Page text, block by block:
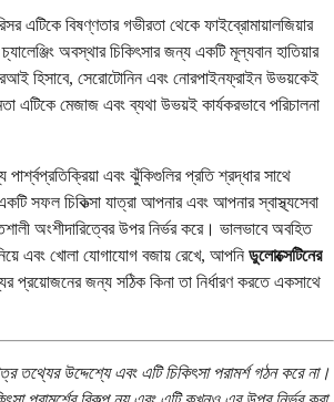
এটিকে বিষণ্ণতার গভীরতা থেকে ফাইব্রোমায়ালজিয়ার
অবস্থার চিকিৎসার জন্য একটি মূল্যবান হাতিয়ার
হিসাবে, সেরোটোনিন এবং নোরপাইনফ্রাইন উভয়কেই
এটিকে মেজাজ এবং ব্যথা উভয়ই কার্যকরভাবে পরিচালনা
এবং ঝুঁকিগুলির প্রতি শ্রদ্ধার সাথে
সফল চিকিত্সা যাত্রা আপনার এবং আপনার স্বাস্থ্যসেবা
অংশীদারিত্বের উপর নির্ভর করে। ভালভাবে অবহিত
এবং খোলা যোগাযোগ বজায় রেখে, আপনি ডুলোক্সেটিনের
প্রয়োজনের জন্য সঠিক কিনা তা নির্ধারণ করতে একসাথে
তথ্যের উদ্দেশ্যে এবং এটি চিকিৎসা পরামর্শ গঠন করে না।